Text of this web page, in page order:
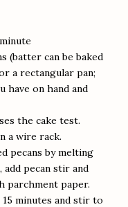
(batter can be baked
a rectangular pan;
have on hand and
the cake test.
a wire rack.
pecans by melting
pecan stir and
parchment paper.
15 minutes and stir to